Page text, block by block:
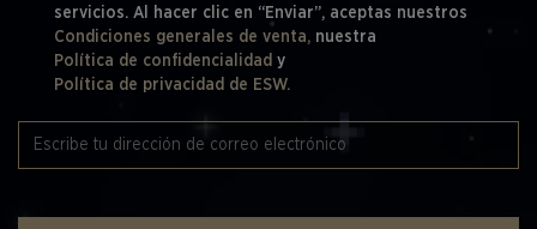
servicios. Al hacer clic en “Enviar”, aceptas nuestros
Condiciones generales de venta, nuestra
Política de confidencialidad y
Política de privacidad de ESW.